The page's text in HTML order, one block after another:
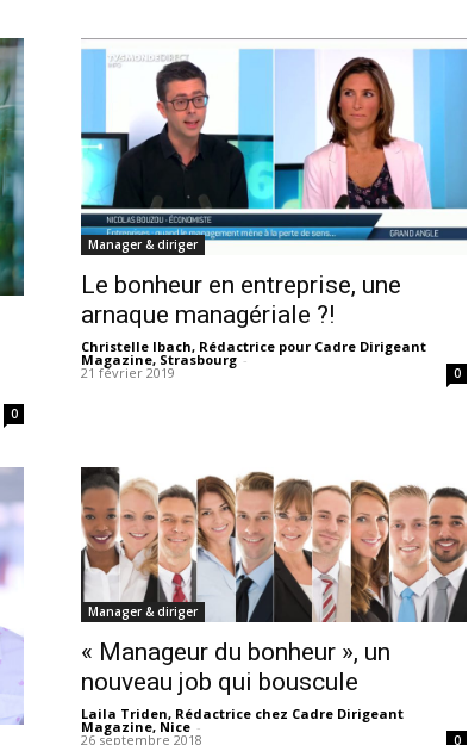
0
Manager & diriger
Le bonheur en entreprise, une
arnaque managériale ?!
Christelle Ibach, Rédactrice pour Cadre Dirigeant
Magazine, Strasbourg -
21 février 2019 0
Manager & diriger
« Manageur du bonheur », un
nouveau job qui bouscule
Laila Triden, Rédactrice chez Cadre Dirigeant
Magazine, Nice -
26 septembre 2018 0